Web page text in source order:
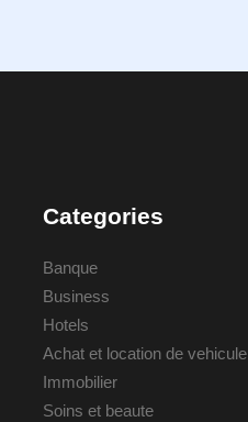
Categories
Banque
Business
Hotels
Achat et location de vehicule
Immobilier
Soins et beaute